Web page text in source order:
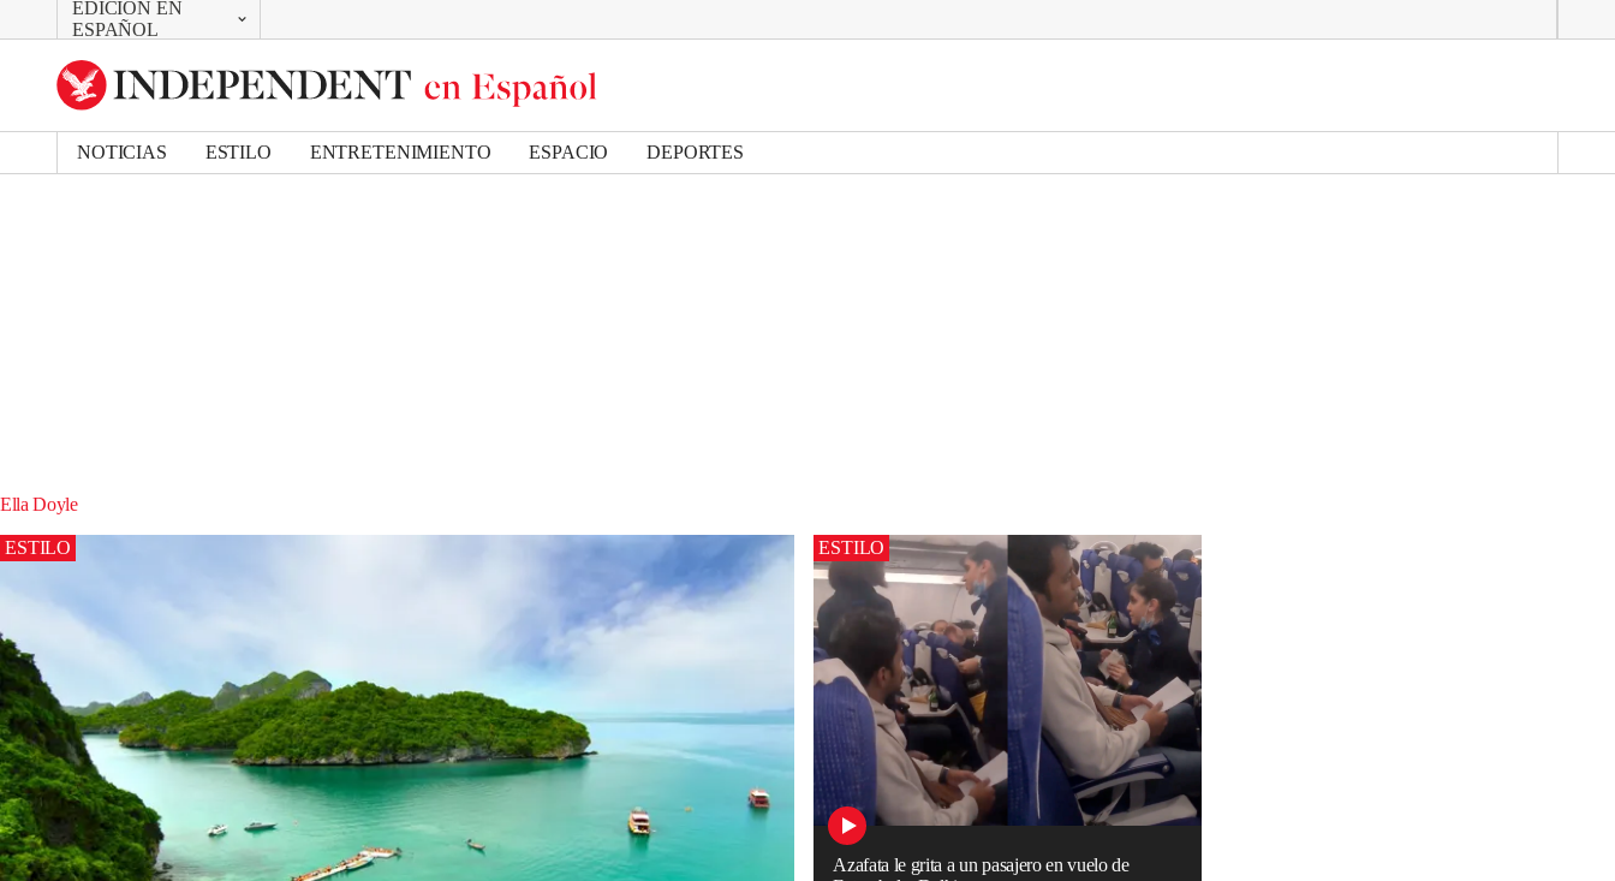
EDICIÓN EN
ESPAÑOL
CAMBIAR
UK Edition
US Edition
NOTICIAS ESTILO ENTRETENIMIENTO ESPACIO DEPORTES
Ella Doyle
ESTILO ESTILO
Azafata le grita a un pasajero en vuelo de